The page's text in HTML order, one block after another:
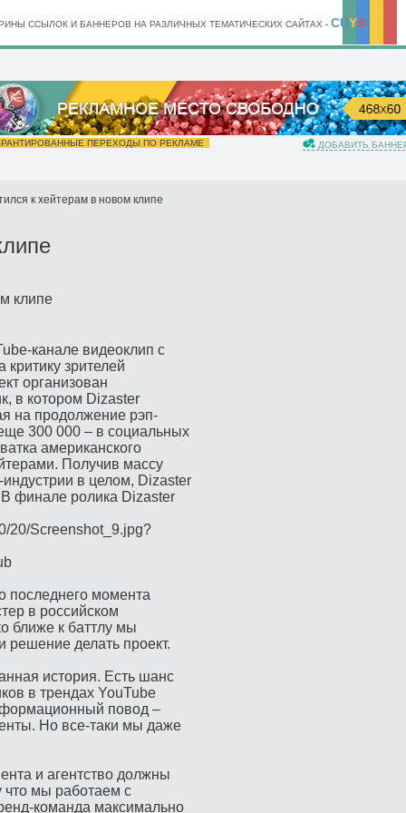
ССЫЛОК И БАННЕРОВ НА РАЗЛИЧНЫХ ТЕМАТИЧЕСКИХ САЙТАХ - CUYS
ПЕРЕХОДЫ ПО РЕКЛАМЕ ДОБАВИТЬ
к хейтерам в новом клипе
канале видеоклип с
зрителей
организован
в котором Dizaster
на продолжение рэп-
300 000 – в социальных
американского
Получив массу
в целом, Dizaster
финале ролика Dizaster
20/Screenshot_9.jpg?
последнего момента
в российском
ближе к баттлу мы
решение делать проект.
история. Есть шанс
в трендах YouTube
повод –
Но все-таки мы даже
и агентство должны
что мы работаем с
команда максимально